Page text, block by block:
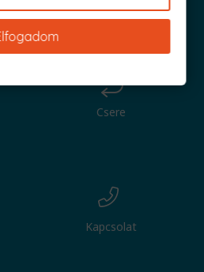
az 1000 Ft értékű kuponod!
Csere
Kapcsolat